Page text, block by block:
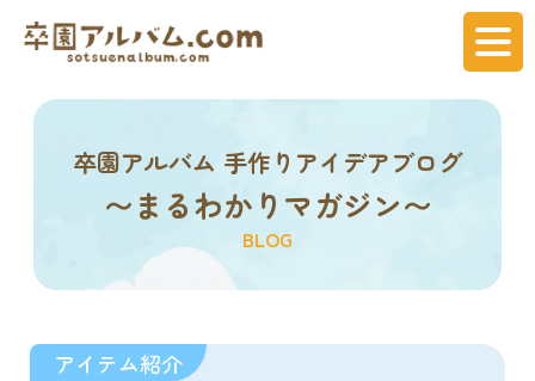
卒園アルバム 手作りアイデアブログ
〜まるわかりマガジン〜
BLOG
アイテム紹介